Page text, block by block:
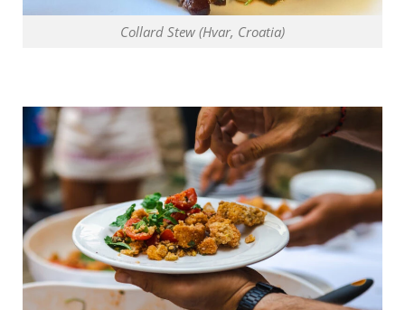
Collard Stew (Hvar, Croatia)